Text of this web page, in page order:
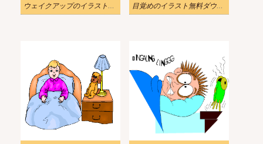
ウェイクアップのイラスト無料画像 目覚めのイラスト無料ダウンロード